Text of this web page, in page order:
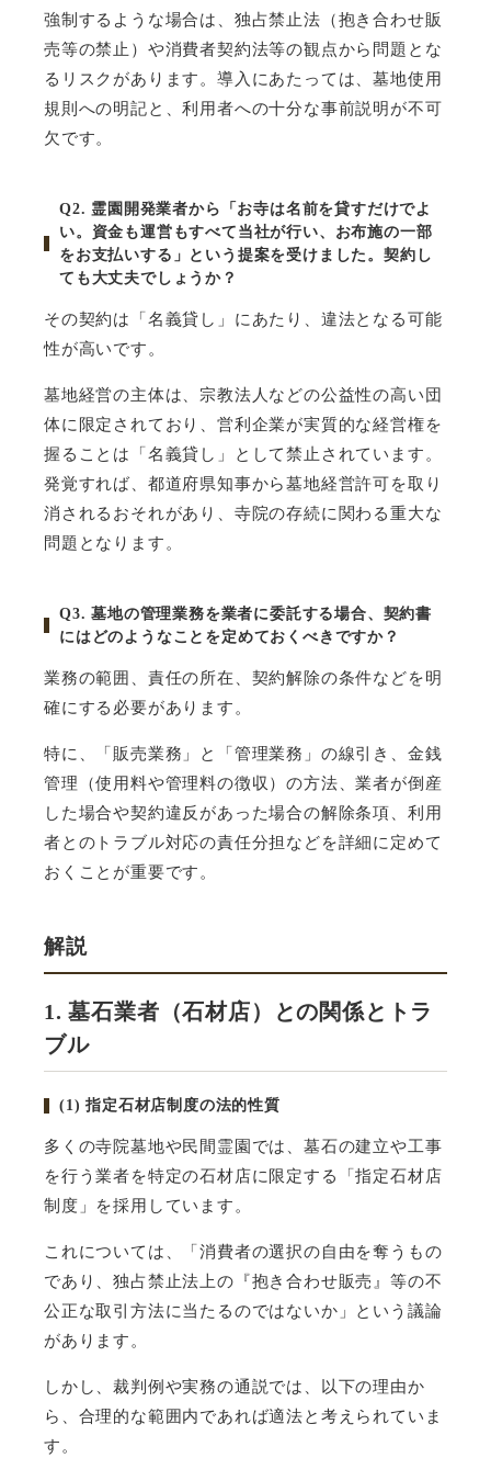
強制するような場合は、独占禁止法（抱き合わせ販
売等の禁止）や消費者契約法等の観点から問題とな
るリスクがあります。導入にあたっては、墓地使用
規則への明記と、利用者への十分な事前説明が不可
欠です。
Q2. 霊園開発業者から「お寺は名前を貸すだけでよ
い。資金も運営もすべて当社が行い、お布施の一部
をお支払いする」という提案を受けました。契約し
ても大丈夫でしょうか？
その契約は「名義貸し」にあたり、違法となる可能
性が高いです。
墓地経営の主体は、宗教法人などの公益性の高い団
体に限定されており、営利企業が実質的な経営権を
握ることは「名義貸し」として禁止されています。
発覚すれば、都道府県知事から墓地経営許可を取り
消されるおそれがあり、寺院の存続に関わる重大な
問題となります。
Q3.墓地の管理業務を業者に委託する場合、契約書
にはどのようなことを定めておくべきですか？
業務の範囲、責任の所在、契約解除の条件などを明
確にする必要があります。
特に、「販売業務」と「管理業務」の線引き、金銭
管理（使用料や管理料の徴収）の方法、業者が倒産
した場合や契約違反があった場合の解除条項、利用
者とのトラブル対応の責任分担などを詳細に定めて
おくことが重要です。
解説
1. 墓石業者（石材店）との関係とトラ
ブル
(1)指定石材店制度の法的性質
多くの寺院墓地や民間霊園では、墓石の建立や工事
を行う業者を特定の石材店に限定する「指定石材店
制度」を採用しています。
これについては、「消費者の選択の自由を奪うもの
であり、独占禁止法上の『抱き合わせ販売』等の不
公正な取引方法に当たるのではないか」という議論
があります。
しかし、裁判例や実務の通説では、以下の理由か
ら、合理的な範囲内であれば適法と考えられていま
す。